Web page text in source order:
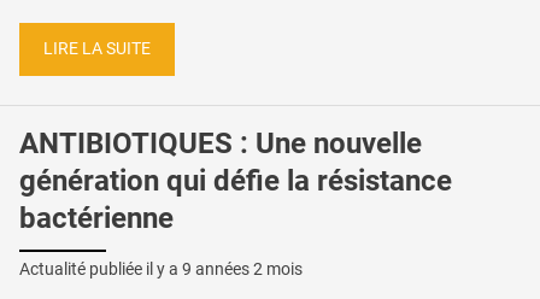
LIRE LA SUITE
ANTIBIOTIQUES : Une nouvelle
génération qui défie la résistance
bactérienne
Actualité publiée il y a 9 années 2 mois